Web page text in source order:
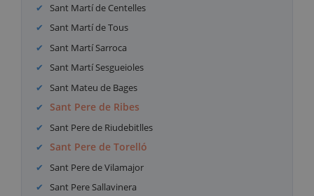
Sant Martí de Centelles
Sant Martí de Tous
Sant Martí Sarroca
Sant Martí Sesgueioles
Sant Mateu de Bages
Sant Pere de Ribes
Sant Pere de Riudebitlles
Sant Pere de Torelló
Sant Pere de Vilamajor
Sant Pere Sallavinera